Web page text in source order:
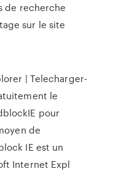
de recherche
sur le site
| Telecharger-
le
pour
de
IE est un
Internet Expl